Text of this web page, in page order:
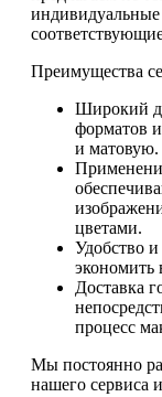
Преимущества
Широкий
форматов
и матовую.
цветами.
Удобство и
экономить
Доставка
процесс
Мы постоянно
нашего сервиса